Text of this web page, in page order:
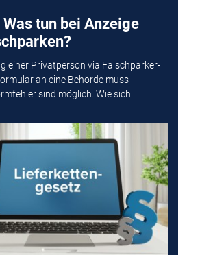
tun bei Anzeige
einer Privatperson via Falschparker-
an eine Behörde muss
sind möglich. Wie sich...